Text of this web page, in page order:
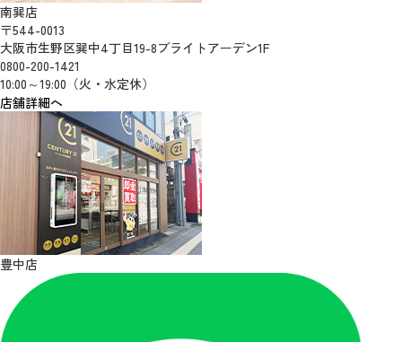
南巽店
〒544-0013
大阪市生野区巽中4丁目19-8ブライトアーデン1F
0800-200-1421
10:00～19:00（火・水定休）
店舗詳細へ
豊中店